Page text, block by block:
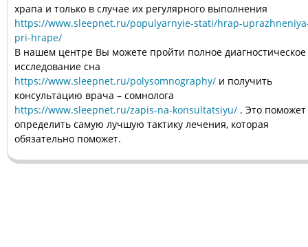
храпа и только в случае их регулярного выполнения
https://www.sleepnet.ru/populyarnyie-stati/hrap-
pri-hrape/
В нашем центре Вы можете пройти полное диагностическое
исследование сна
https://www.sleepnet.ru/polysomnography/ и получить
консультацию врача – сомнолога
https://www.sleepnet.ru/zapis-na-konsultatsiyu/ . Это поможет
определить самую лучшую тактику лечения, которая
обязательно поможет.